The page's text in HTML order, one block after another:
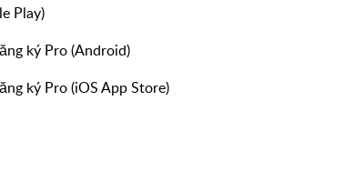
Play)
ký Pro (Android)
ký Pro (iOS App Store)